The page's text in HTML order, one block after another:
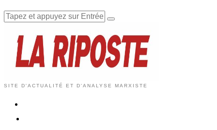
SITE D'ACTUALITÉ ET D'ANALYSE MARXISTE